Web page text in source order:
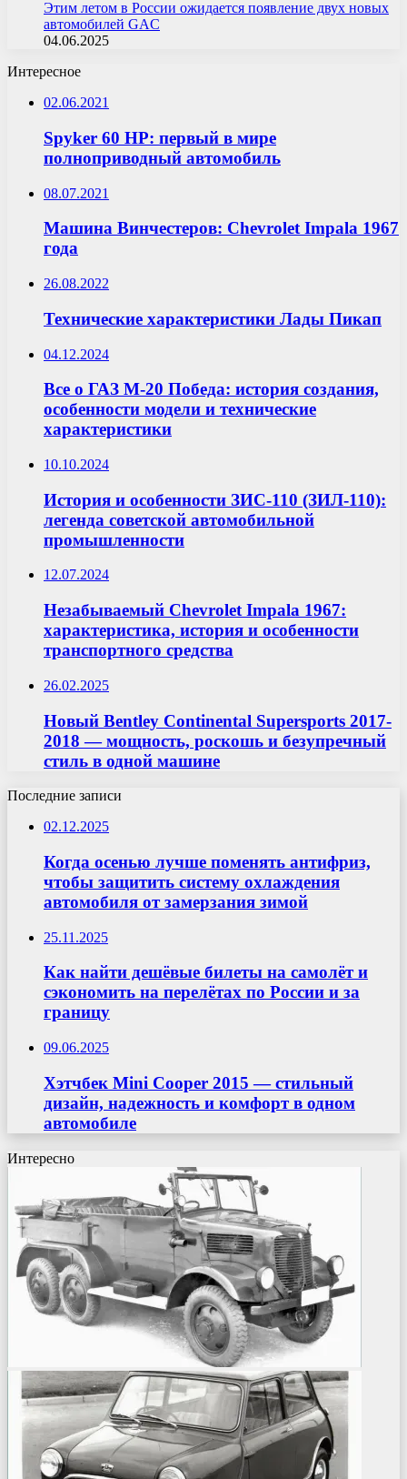
Этим летом в России ожидается появление двух новых
автомобилей GAC
04.06.2025
Интересное
02.06.2021
Spyker 60 HP: первый в мире
полноприводный автомобиль
08.07.2021
Машина Винчестеров: Chevrolet Impala 1967
года
26.08.2022
Технические характеристики Лады Пикап
04.12.2024
Все о ГАЗ М-20 Победа: история создания,
особенности модели и технические
характеристики
10.10.2024
История и особенности ЗИС-110 (ЗИЛ-110):
легенда советской автомобильной
промышленности
12.07.2024
Незабываемый Chevrolet Impala 1967:
характеристика, история и особенности
транспортного средства
26.02.2025
Новый Bentley Continental Supersports 2017-
2018 — мощность, роскошь и безупречный
стиль в одной машине
Последние записи
02.12.2025
Когда осенью лучше поменять антифриз,
чтобы защитить систему охлаждения
автомобиля от замерзания зимой
25.11.2025
Как найти дешёвые билеты на самолёт и
сэкономить на перелётах по России и за
границу
09.06.2025
Хэтчбек Mini Cooper 2015 — стильный
дизайн, надежность и комфорт в одном
автомобиле
Интересно